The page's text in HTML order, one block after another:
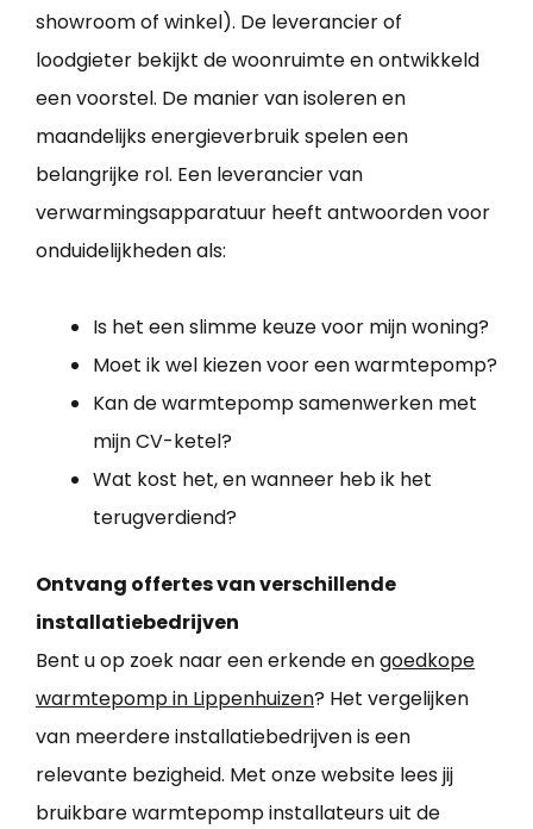
showroom of winkel). De leverancier of
loodgieter bekijkt de woonruimte en ontwikkeld
een voorstel. De manier van isoleren en
maandelijks energieverbruik spelen een
belangrijke rol. Een leverancier van
verwarmingsapparatuur heeft antwoorden voor
onduidelijkheden als:
Is het een slimme keuze voor mijn woning?
Moet ik wel kiezen voor een warmtepomp?
Kan de warmtepomp samenwerken met
mijn CV-ketel?
Wat kost het, en wanneer heb ik het
terugverdiend?
Ontvang offertes van verschillende
installatiebedrijven
Bent u op zoek naar een erkende engoedkope
warmtepomp in Lippenhuizen? Het vergelijken
van meerdere installatiebedrijven is een
relevante bezigheid. Met onze website lees jij
bruikbare warmtepomp installateurs uit de